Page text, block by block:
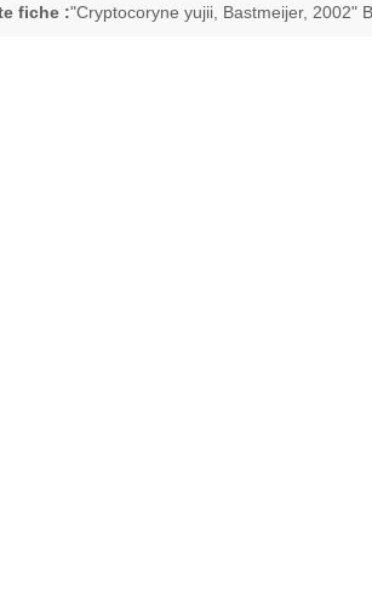
fiche :"Cryptocoryne yujii, Bastmeijer, 2002"